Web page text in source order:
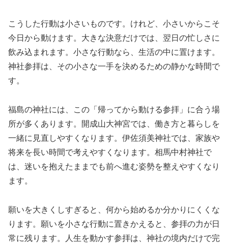
こうした行動は小さいものです。けれど、小さいからこそ
今日から動けます。大きな決意だけでは、翌日の忙しさに
飲み込まれます。小さな行動なら、生活の中に置けます。
神社参拝は、その小さな一手を決めるための静かな時間で
す。
福島の神社には、この「帰ってから動ける参拝」に合う場
所が多くあります。開成山大神宮では、働き方と暮らしを
一緒に見直しやすくなります。伊佐須美神社では、家族や
将来を長い時間で考えやすくなります。相馬中村神社で
は、迷いを抱えたままでも前へ進む姿勢を整えやすくなり
ます。
願いを大きくしすぎると、何から始めるか分かりにくくな
ります。願いを小さな行動に置きかえると、参拝の力が日
常に残ります。人生を動かす参拝は、神社の境内だけで完